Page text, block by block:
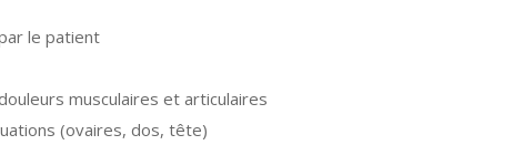
le patient
musculaires et articulaires
(ovaires, dos, tête)